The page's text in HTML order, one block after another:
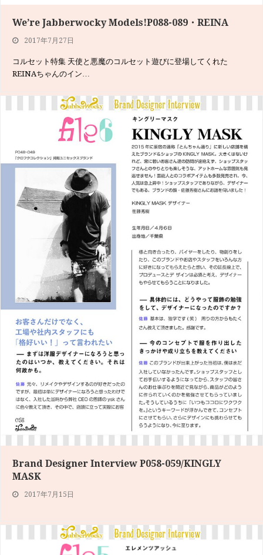
We’re Jabberwocky Models!P088-089・REINA
2017年7月27日
コルセット特集 天使と悪魔のコルセット遊びに登場してくれた
REINAちゃんのイン…
Brand Designer Interview P058-059/KINGLY
MASK
2017年7月15日